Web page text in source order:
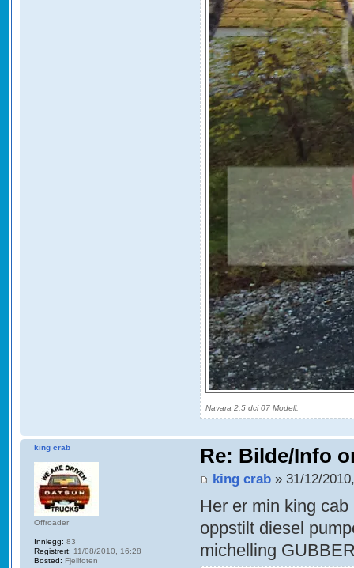
Navara 2.5 dci 07 Modell.
Re: Bilde/Info
king crab » 31/12/
Her er min king
oppstilt diesel
michelling
king crab
Offroader
Innlegg: 83
Registrert: 11/08/2010, 16:28
Bosted: Fjellfoten